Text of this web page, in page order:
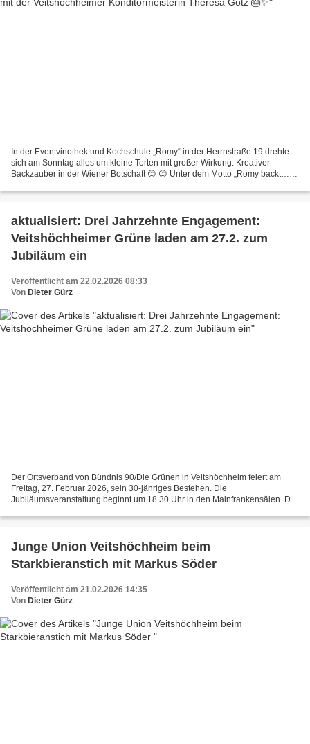
In der Eventvinothek und Kochschule „Romy“ in der Herrnstraße 19 drehte
sich am Sonntag alles um kleine Torten mit großer Wirkung. Kreativer
Backzauber in der Wiener Botschaft 😊 😊 Unter dem Motto „Romy backt…
aktualisiert: Drei Jahrzehnte Engagement:
Veitshöchheimer Grüne laden am 27.2. zum
Jubiläum ein
Veröffentlicht am 22.02.2026 08:33
Von Dieter Gürz
Der Ortsverband von Bündnis 90/Die Grünen in Veitshöchheim feiert am
Freitag, 27. Februar 2026, sein 30-jähriges Bestehen. Die
Jubiläumsveranstaltung beginnt um 18.30 Uhr in den Mainfrankensälen. Der
Junge Union Veitshöchheim beim
Starkbieranstich mit Markus Söder
Veröffentlicht am 21.02.2026 14:35
Von Dieter Gürz